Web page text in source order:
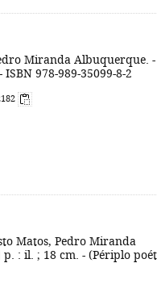
Miranda Albuquerque. -
978-989-35099-8-2
Matos, Pedro Miranda
: il. ; 18 cm. - (Périplo